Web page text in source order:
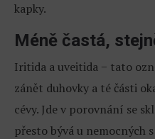
kapky.
Méně častá,
Iritida a uveitida − tato
zánět duhovky a té části
cévy. Jde v porovnání se
přesto bývá u